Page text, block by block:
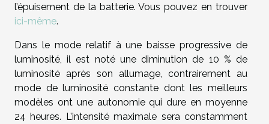
l’épuisement de la batterie. Vous pouvez en trouver
ici-même.
Dans le mode relatif à une baisse progressive de
luminosité, il est noté une diminution de 10 % de
luminosité après son allumage, contrairement au
mode de luminosité constante dont les meilleurs
modèles ont une autonomie qui dure en moyenne
24 heures. L’intensité maximale sera constamment